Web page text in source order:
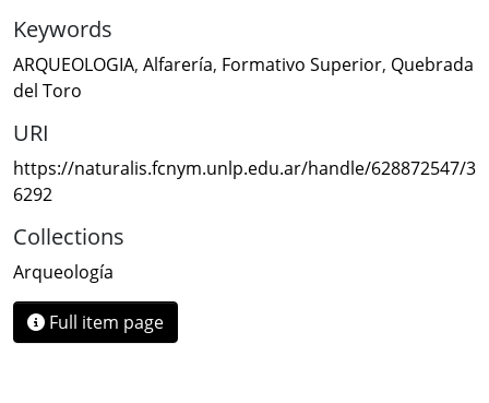
Keywords
ARQUEOLOGIA, Alfarería, Formativo Superior, Quebrada
del Toro
URI
https://naturalis.fcnym.unlp.edu.ar/handle/628872547/3
6292
Collections
Arqueología
Full item page